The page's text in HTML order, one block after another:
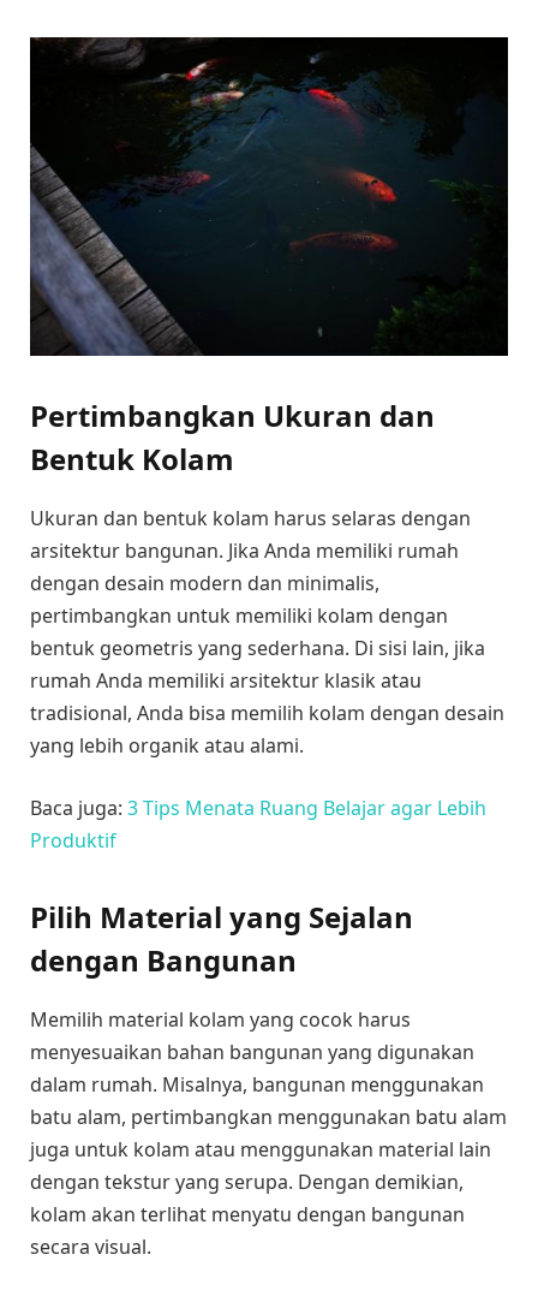
Pertimbangkan Ukuran dan
Bentuk Kolam
Ukuran dan bentuk kolam harus selaras dengan
arsitektur bangunan. Jika Anda memiliki rumah
dengan desain modern dan minimalis,
pertimbangkan untuk memiliki kolam dengan
bentuk geometris yang sederhana. Di sisi lain, jika
rumah Anda memiliki arsitektur klasik atau
tradisional, Anda bisa memilih kolam dengan desain
yang lebih organik atau alami.
Baca juga: 3 Tips Menata Ruang Belajar agar Lebih
Produktif
Pilih Material yang Sejalan
dengan Bangunan
Memilih material kolam yang cocok harus
menyesuaikan bahan bangunan yang digunakan
dalam rumah. Misalnya, bangunan menggunakan
batu alam, pertimbangkan menggunakan batu alam
juga untuk kolam atau menggunakan material lain
dengan tekstur yang serupa. Dengan demikian,
kolam akan terlihat menyatu dengan bangunan
secara visual.